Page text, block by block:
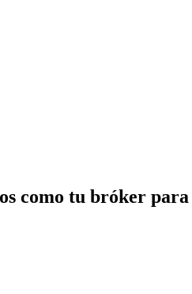
como tu bróker para